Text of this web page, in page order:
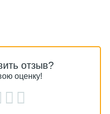
отзыв?
оценку!